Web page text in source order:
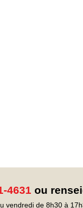
4631 ou
vendredi de 8h30 à